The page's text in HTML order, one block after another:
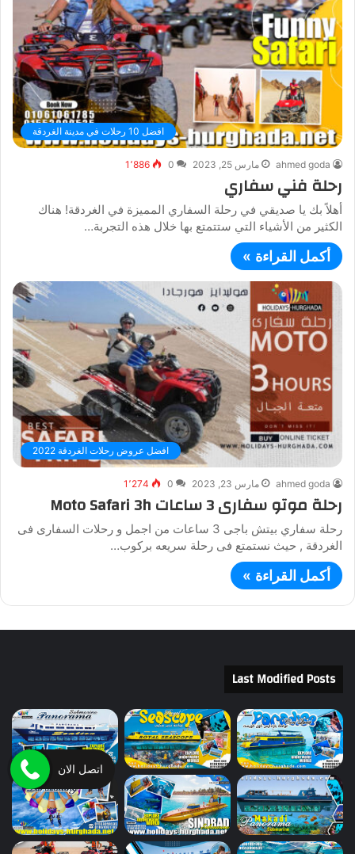
افضل 10 رحلات في مدينة الغردقة
ahmed goda مارس 25, 2023 0 1٬886
رحلة فني سفاري
أهلاً بك يا صديقي في رحلة السفاري المميزة في الغردقة! هناك
الكثير من الأشياء التي ستتمتع بها خلال هذه التجربة…
أكمل القراءة »
افضل عروض رحلات الغردقة 2022
ahmed goda مارس 23, 2023 0 1٬274
رحلة موتو سفارى 3 ساعات Moto Safari 3h
رحلة سفاري بيتش باجى 3 ساعات من اجمل و رحلات السفارى فى
الغردقة , حيث نستمتع فى رحلة سريعه بركوب…
أكمل القراءة »
Last Modified Posts
اتصل الان